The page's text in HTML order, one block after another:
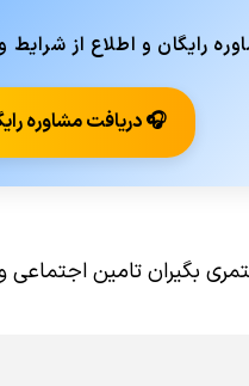
رایگان و اطلاع از
🎧 دریافت مشاوره رایگان
بگیران تامین